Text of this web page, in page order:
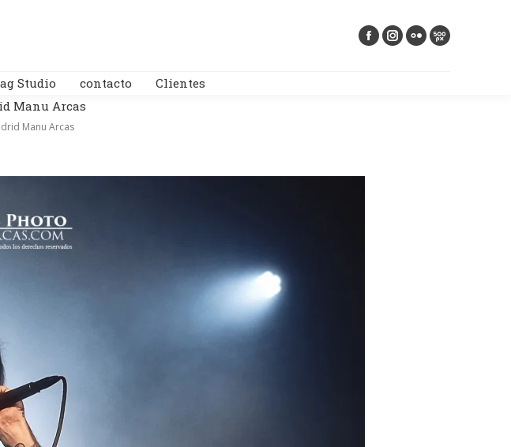
Studio contacto
Clientes
Manu Arcas
Manu Arcas